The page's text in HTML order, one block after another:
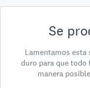
Se
Lamentamos esta
duro para que todo
manera